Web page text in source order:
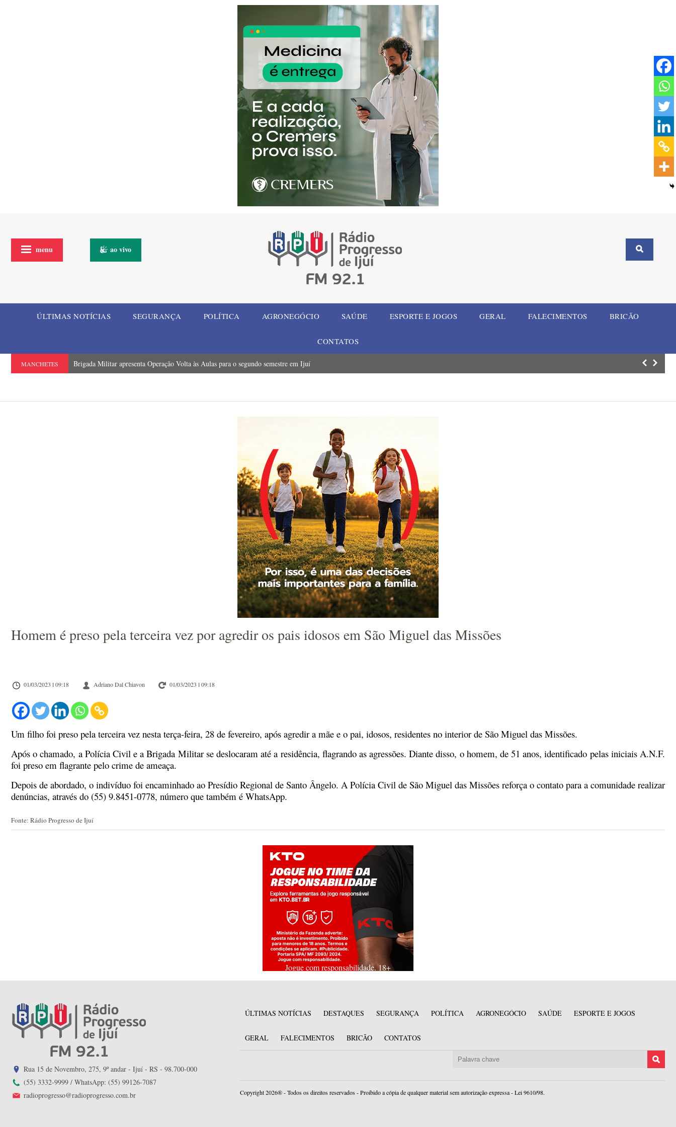
menu ao vivo
ÚLTIMAS NOTÍCIAS SEGURANÇA POLÍTICA AGRONEGÓCIO SAÚDE ESPORTE E JOGOS GERAL FALECIMENTOS BRICÃO
CONTATOS
MANCHETES Brigada Militar apresenta Operação Volta às Aulas para o segundo semestre em Ijuí Nova
Homem é preso pela terceira vez por agredir os pais idosos em São Miguel das Missões
01/03/2023 l 09:18 Adriano Dal Chiavon 01/03/2023 l 09:18
Um filho foi preso pela terceira vez nesta terça-feira, 28 de fevereiro, após agredir a mãe e o pai, idosos, residentes no interior de São Miguel das Missões.
Após o chamado, a Polícia Civil e a Brigada Militar se deslocaram até a residência, flagrando as agressões. Diante disso, o homem, de 51 anos, identificado pelas iniciais A.N.F.
foi preso em flagrante pelo crime de ameaça.
Depois de abordado, o indivíduo foi encaminhado ao Presídio Regional de Santo Ângelo. A Polícia Civil de São Miguel das Missões reforça o contato para a comunidade realizar
denúncias, através do (55) 9.8451-0778, número que também é WhatsApp.
Fonte: Rádio Progresso de Ijuí
Jogue com responsabilidade. 18+
Rua 15 de Novembro, 275, 9º andar - Ijuí - RS - 98.700-000
(55) 3332-9999 / WhatsApp: (55) 99126-7087
radioprogresso@radioprogresso.com.br
ÚLTIMAS NOTÍCIAS DESTAQUES SEGURANÇA POLÍTICA AGRONEGÓCIO SAÚDE ESPORTE E JOGOS
GERAL FALECIMENTOS BRICÃO CONTATOS
Copyright 2026® - Todos os direitos reservados - Proibido a cópia de qualquer material sem autorização expressa - Lei 9610/98.